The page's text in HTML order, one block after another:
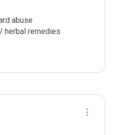
abuse
herbal remedies